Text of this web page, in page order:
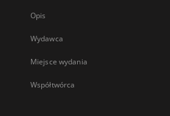
Opis
Wydawca
Miejsce wydania
Współtwórca